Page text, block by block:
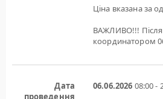
Ціна вказана за
ВАЖЛИВО!!! Після
координатором
Дата
проведення
06.06.2026 08:00 -